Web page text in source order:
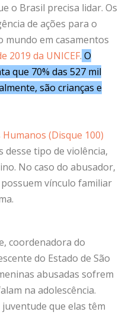
o Brasil precisa lidar. Os
de ações para o
mundo em casamentos
2019 da UNICEF. O
que 70% das 527 mil
são crianças e
(Disque 100)
desse tipo de violência,
No caso do abusador,
vínculo familiar
coordenadora do
do Estado de São
abusadas sofrem
na adolescência.
que elas têm